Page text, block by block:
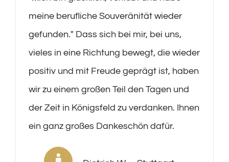
meine berufliche Souveränität wieder
gefunden.″ Dass sich bei mir, bei uns,
vieles in eine Richtung bewegt, die wieder
positiv und mit Freude geprägt ist, haben
wir zu einem großen Teil den Tagen und
der Zeit in Königsfeld zu verdanken. Ihnen
ein ganz großes Dankeschön dafür.